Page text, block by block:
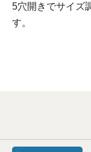
5穴開きでサイズ
す。